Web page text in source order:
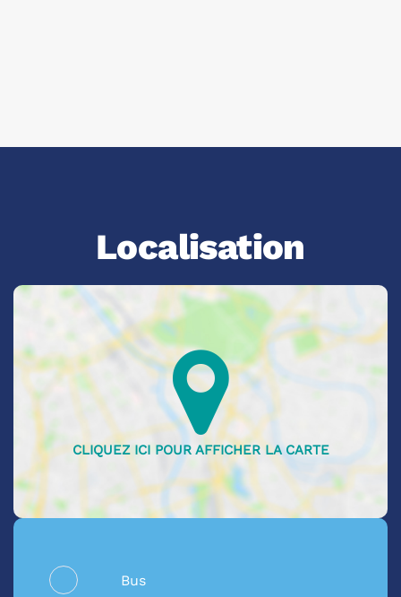
Localisation
Bus